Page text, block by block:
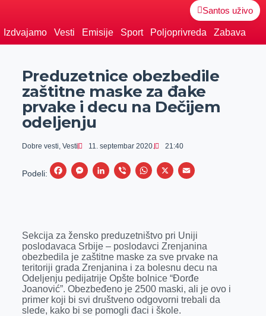
Santos uživo
Izdvajamo Vesti Emisije Sport Poljoprivreda Zabava
Preduzetnice obezbedile
zaštitne maske za đake
prvake i decu na Dečijem
odeljenju
Dobre vesti, Vesti 11. septembar 2020. 21:40
Podeli:
F
b
o
o
k
M
e
n
g
e
r
L
e
d
I
n
V
r
W
s
A
p
p
X
E
l
Sekcija za žensko preduzetništvo pri Uniji
poslodavaca Srbije – poslodavci Zrenjanina
obezbedila je zaštitne maske za sve prvake na
teritoriji grada Zrenjanina i za bolesnu decu na
Odeljenju pedijatrije Opšte bolnice “Đorđe
Joanović”. Obezbeđeno je 2500 maski, ali je ovo i
primer koji bi svi društveno odgovorni trebali da
slede, kako bi se pomogli đaci i škole.